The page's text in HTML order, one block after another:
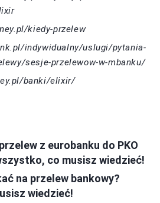
kiedy-przelew
indywidualny/uslugi/pytania-
sesje-przelewow-w-mbanku/
banki/elixir/
z eurobanku do PKO
co musisz wiedzieć!
na przelew bankowy?
wiedzieć!